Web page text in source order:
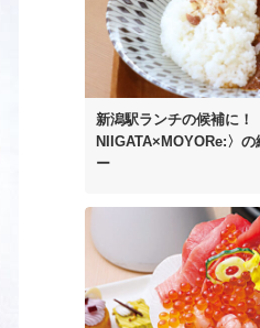
新潟駅ランチの候補に！
NIIGATA×MOYORe:〉の
ー